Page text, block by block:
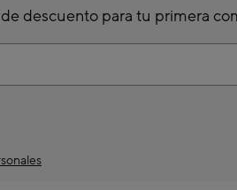
descuento para tu primera